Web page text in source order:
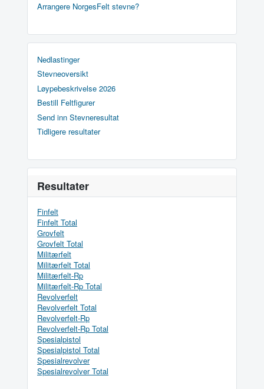
Arrangere NorgesFelt stevne?
Nedlastinger
Stevneoversikt
Løypebeskrivelse 2026
Bestill Feltfigurer
Send inn Stevneresultat
Tidligere resultater
Resultater
Finfelt
Finfelt Total
Grovfelt
Grovfelt Total
Militærfelt
Militærfelt Total
Militærfelt-Rp
Militærfelt-Rp Total
Revolverfelt
Revolverfelt Total
Revolverfelt-Rp
Revolverfelt-Rp Total
Spesialpistol
Spesialpistol Total
Spesialrevolver
Spesialrevolver Total